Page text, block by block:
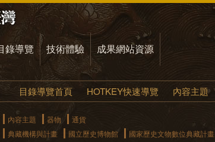
錄導覽 技術體驗 成果網站資源
目錄導覽首頁 HOTKEY快速導覽 內容主題
內容主題 器物
通貨
典藏機構與計畫 國立歷史博物館 國家歷史文物數位典藏計畫